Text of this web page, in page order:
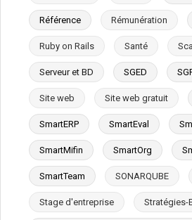
Référence Rémunération
Ruby on Rails Santé
Serveur et BD SGED
Site web Site web gratuit
SmartERP SmartEval
SmartMifin SmartOrg
SmartTeam SONARQUBE
Stage d'entreprise Stratégies-